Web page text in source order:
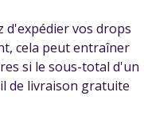
d'expédier vos drops
cela peut entraîner
si le sous-total d'un
de livraison gratuite